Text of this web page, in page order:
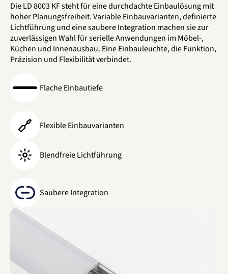
Die LD 8003 KF steht für eine durchdachte Einbaulösung mit
hoher Planungsfreiheit. Variable Einbauvarianten, definierte
Lichtführung und eine saubere Integration machen sie zur
zuverlässigen Wahl für serielle Anwendungen im Möbel-,
Küchen und Innenausbau. Eine Einbauleuchte, die Funktion,
Präzision und Flexibilität verbindet.
Flache Einbautiefe
Flexible Einbauvarianten
Blendfreie Lichtführung
Saubere Integration